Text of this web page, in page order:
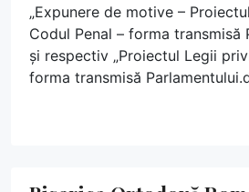
„Expunere de motive –
Codul Penal – forma transmisă
și respectiv „Proiectul Legii
forma transmisă